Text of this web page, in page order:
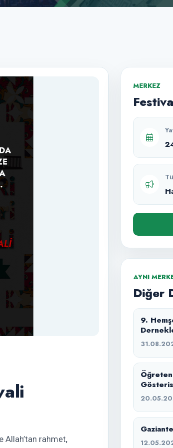
Allah’tan rahmet,
MERKEZ
AYNI
Diğer
9.
Öğreten